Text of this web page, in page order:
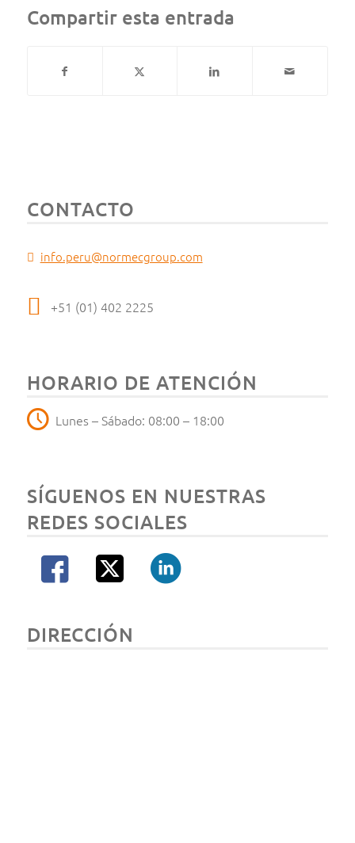
Compartir esta entrada
CONTACTO
info.peru@normecgroup.com
+51 (01) 402 2225
HORARIO DE ATENCIÓN
Lunes – Sábado: 08:00 – 18:00
SÍGUENOS EN NUESTRAS
REDES SOCIALES
DIRECCIÓN